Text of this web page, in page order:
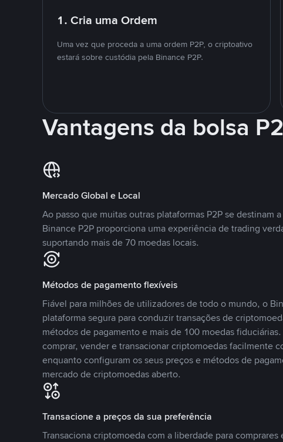
1. Cria uma Ordem
Uma vez que proceda a uma ordem P2P, o criptoativo
estará sobre custódia pela Binance P2P.
Vantagens da bolsa
Mercado Global e Local
Ao passo que muitas outras plataformas P2P se destinam
Binance P2P proporciona uma experiência de trading
suportando mais de 70 moedas locais.
Métodos de pagamento flexíveis
Fiável para milhões de utilizadores de todo o mundo, o
plataforma segura para conduzir transações de
métodos de pagamento e mais de 100 moedas
comprar, vender e transacionar criptomoedas facilmente
enquanto configuram os seus preços e métodos de
mercado de criptomoedas aberto.
Transacione a preços da sua preferência
Transaciona criptomoeda com a liberdade para comprares